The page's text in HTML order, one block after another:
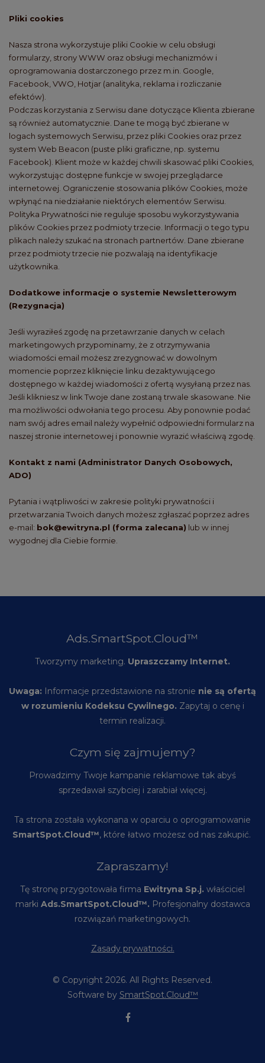
Pliki cookies
Nasza strona wykorzystuje pliki Cookie w celu obsługi
formularzy, strony WWW oraz obsługi mechanizmów i
oprogramowania dostarczonego przez m.in. Google,
Facebook, VWO, Hotjar (analityka, reklama i rozliczanie
efektów).
Podczas korzystania z Serwisu dane dotyczące Klienta zbierane
są również automatycznie. Dane te mogą być zbierane w
logach systemowych Serwisu, przez pliki Cookies oraz przez
system Web Beacon (puste pliki graficzne, np. systemu
Facebook). Klient może w każdej chwili skasować pliki Cookies,
wykorzystując dostępne funkcje w swojej przeglądarce
internetowej. Ograniczenie stosowania plików Cookies, może
wpłynąć na niedziałanie niektórych elementów Serwisu.
Polityka Prywatności nie reguluje sposobu wykorzystywania
plików Cookies przez podmioty trzecie. Informacji o tego typu
plikach należy szukać na stronach partnertów. Dane zbierane
przez podmioty trzecie nie pozwalają na identyfikacje
użytkownika.
Dodatkowe informacje o systemie Newsletterowym
(Rezygnacja)
Jeśli wyraziłeś zgodę na przetawrzanie danych w celach
marketingowych przypominamy, że z otrzymywania
wiadomości email możesz zrezygnować w dowolnym
momencie poprzez kliknięcie linku dezaktywującego
dostępnego w każdej wiadomości z ofertą wysyłaną przez nas.
Jeśli klikniesz w link Twoje dane zostaną trwale skasowane. Nie
ma możliwości odwołania tego procesu. Aby ponownie podać
nam swój adres email należy wypełnić odpowiedni formularz na
naszej stronie internetowej i ponownie wyrazić właściwą zgodę.
Kontakt z nami (Administrator Danych Osobowych,
ADO)
Pytania i wątpliwości w zakresie polityki prywatności i
przetwarzania Twoich danych możesz zgłaszać poprzez adres
e-mail: bok@ewitryna.pl (forma zalecana) lub w innej
wygodnej dla Ciebie formie.
Ads.SmartSpot.Cloud™
Tworzymy marketing. Upraszczamy Internet.
Uwaga: Informacje przedstawione na stronie nie są ofertą
w rozumieniu Kodeksu Cywilnego. Zapytaj o cenę i
termin realizacji.
Czym się zajmujemy?
Prowadzimy Twoje kampanie reklamowe tak abyś
sprzedawał szybciej i zarabiał więcej.
Ta strona została wykonana w oparciu o oprogramowanie
SmartSpot.Cloud™, które łatwo możesz od nas zakupić.
Zapraszamy!
Tę stronę przygotowała firma Ewitryna Sp.j. właściciel
marki Ads.SmartSpot.Cloud™. Profesjonalny dostawca
rozwiązań marketingowych.
Zasady prywatności.
© Copyright 2026. All Rights Reserved.
Software by SmartSpot.Cloud™